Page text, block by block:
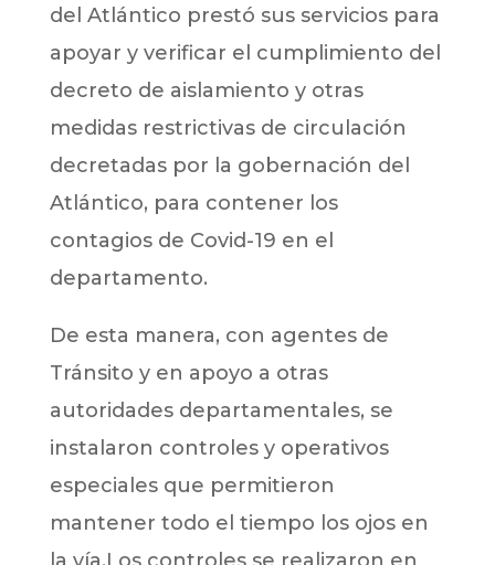
del Atlántico prestó sus servicios para
apoyar y verificar el cumplimiento del
decreto de aislamiento y otras
medidas restrictivas de circulación
decretadas por la gobernación del
Atlántico, para contener los
contagios de Covid-19 en el
departamento.
De esta manera, con agentes de
Tránsito y en apoyo a otras
autoridades departamentales, se
instalaron controles y operativos
especiales que permitieron
mantener todo el tiempo los ojos en
la vía.Los controles se realizaron en